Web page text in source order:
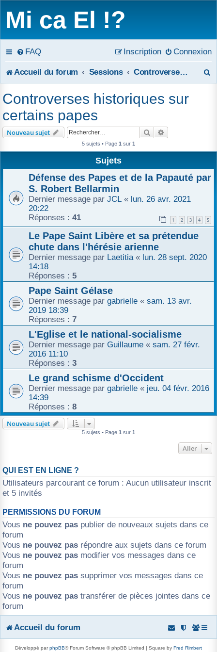
Mi ca El !?
FAQ Connexion
Inscription
Accueil du forum Sessions Controverses historiques sur certains papes
r
Controverses historiques sur
certains papes
Nouveau sujet Rechercher
5 sujets • Page 1 sur 1
Sujets
Défense des Papes et de la Papauté par
S. Robert Bellarmin
Dernier message par JCL « lun. 26 avr. 2021
20:22
Réponses : 41 1 2 3 4 5
Le Pape Saint Libère et sa prétendue
chute dans l'hérésie arienne
Dernier message par Laetitia « lun. 28 sept. 2020
14:18
Réponses : 5
Pape Saint Gélase
Dernier message par gabrielle « sam. 13 avr.
2019 18:39
Réponses : 7
L'Eglise et le national-socialisme
Dernier message par Guillaume « sam. 27 févr.
2016 11:10
Réponses : 3
Le grand schisme d'Occident
Dernier message par gabrielle « jeu. 04 févr. 2016
14:39
Réponses : 8
Nouveau sujet
5 sujets • Page 1 sur 1
Aller
QUI EST EN LIGNE ?
Utilisateurs parcourant ce forum : Aucun utilisateur inscrit
et 5 invités
PERMISSIONS DU FORUM
Vous ne pouvez pas publier de nouveaux sujets dans ce
forum
Vous ne pouvez pas répondre aux sujets dans ce forum
Vous ne pouvez pas modifier vos messages dans ce
forum
Vous ne pouvez pas supprimer vos messages dans ce
forum
Vous ne pouvez pas transférer de pièces jointes dans ce
forum
Accueil du forum
Développé parphpBB® Forum Software © phpBB Limited | Square by Fred Rimbert